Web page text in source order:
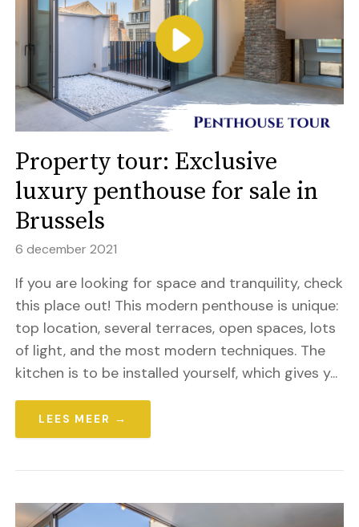
Property tour: Exclusive
luxury penthouse for sale in
Brussels
6 december 2021
If you are looking for space and tranquility, check
this place out! This modern penthouse is unique:
top location, several terraces, open spaces, lots
of light, and the most modern techniques. The
kitchen is to be installed yourself, which gives y...
LEES MEER →